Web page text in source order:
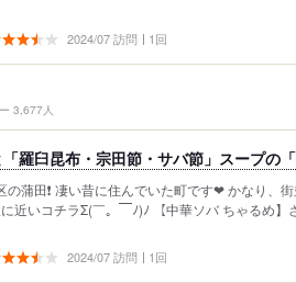
2024/07 訪問 1回
3,677人
「羅臼昆布・宗田節・サバ節」スープの
の蒲田❗️ 凄い昔に住んでいた町です❤︎ かなり、
近いコチラΣ(￣。￣ﾉ)ﾉ 【中華ソバ ちゃるめ】
2024/07 訪問 1回